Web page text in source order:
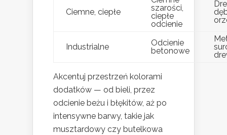
Ciemne, ciepłe
szarości,
ciepłe
odcienie
Industrialne
Odcienie
betonowe
Akcentuj przestrzeń kolorami
dodatków — od bieli, przez
odcienie beżu i błękitów, aż po
intensywne barwy, takie jak
musztardowy czy butelkowa